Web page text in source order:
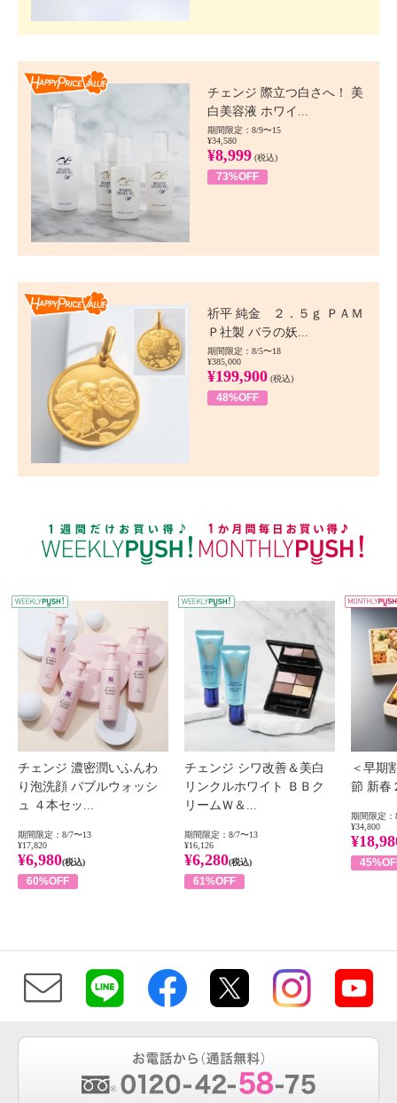
チェンジ 際立つ白さへ！ 美
白美容液 ホワイ...
期間限定：8/9〜15
¥34,580
¥8,999 (税込)
73%OFF
祈平 純金 ２．５ｇ ＰＡＭ
Ｐ社製 バラの妖...
期間限定：8/5〜18
¥385,000
¥199,900 (税込)
48%OFF
WEEKLY PUSH
チェンジ 濃密潤いふんわ
り泡洗顔 バブルウォッシ
ュ ４本セッ...
期間限定：8/7〜13
¥17,820
¥6,980(税込)
60%OFF
チェンジ シワ改善＆美白
リンクルホワイト ＢＢク
リームＷ＆...
期間限定：8/7〜13
¥16,126
¥6,280(税込)
61%OFF
＜早期
節 新春
期間限定：
¥34,800